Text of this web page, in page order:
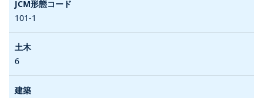
101-1
6